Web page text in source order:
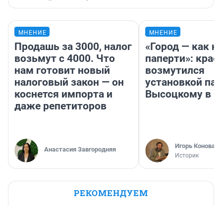
МНЕНИЕ
Продашь за 3000, налог
возьмут с 4000. Что
нам готовит новый
налоговый закон — он
коснется импорта и
даже репетиторов
Анастасия Завгородняя
МНЕНИЕ
«Город — как
паперти»:
возмутился
установкой
Высоцкому в
Игорь
Историк
РЕКОМЕНДУЕМ